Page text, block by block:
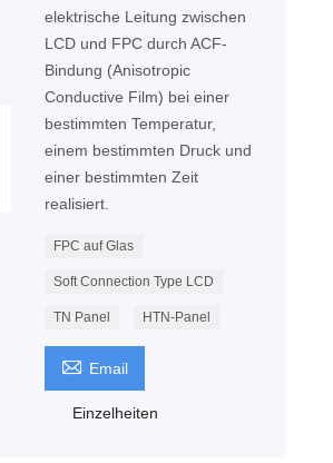
elektrische Leitung zwischen
LCD und FPC durch ACF-
Bindung (Anisotropic
Conductive Film) bei einer
bestimmten Temperatur,
einem bestimmten Druck und
einer bestimmten Zeit
realisiert.
FPC auf Glas
Soft Connection Type LCD
TN Panel HTN-Panel
 Email
Einzelheiten